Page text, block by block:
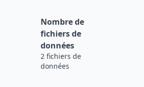
Nombre de
fichiers de
données
2 fichiers de
données